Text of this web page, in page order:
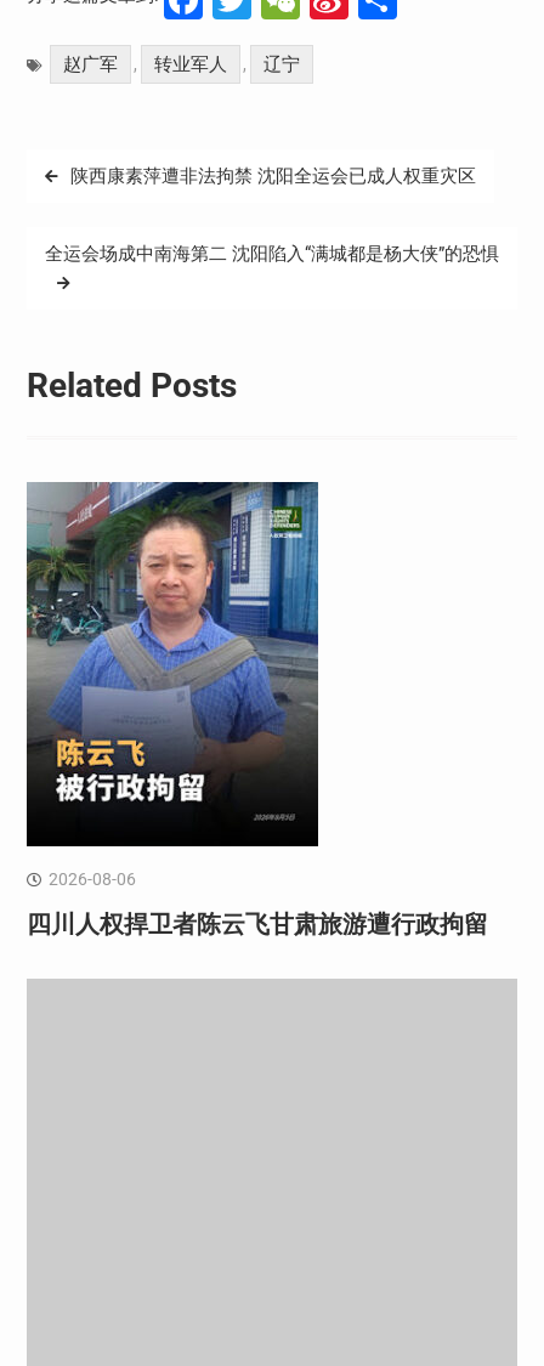
赵广军 , 转业军人 , 辽宁
文
陕西康素萍遭非法拘禁 沈阳全运会已成人权重灾区
全运会场成中南海第二 沈阳陷入“满城都是杨大侠”的恐惧
Related Posts
2026-08-06
四川人权捍卫者陈云飞甘肃旅游遭行政拘留